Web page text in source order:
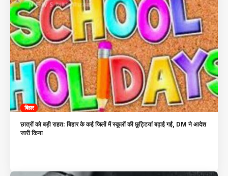
बिहार
छात्रों को बड़ी राहत: बिहार के कई जिलों में स्कूलों की छुट्टियां बढ़ाई गईं, DM ने आदेश
जारी किया